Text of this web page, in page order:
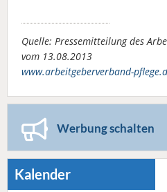
Quelle: Pressemitteilung des
vom 13.08.2013
www.arbeitgeberverband-
Werbung schalten
Kalender